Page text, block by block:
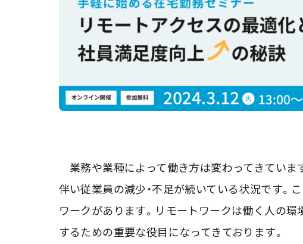
業務や業種によって働き方は変わってきていま
伴い従業員の減少・不足が続いている状況です。
ワークがあります。リモートワークは働く人の
するための重要な役目になってきております。